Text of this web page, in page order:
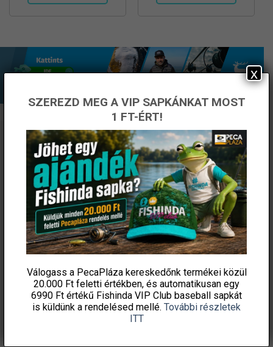
ÉRTESÜLJ ELSŐKÉNT! IRATKOZZ FEL A
HÍRLEVELÜNKRE!
SZEREZD MEG A VIP SAPKÁNKAT MOST
1 FT-ÉRT!
Válogass a PecaPláza kereskedőnk termékei közül
20.000 Ft feletti értékben, és automatikusan egy
6990 Ft értékű Fishinda VIP Club baseball sapkát
is küldünk a rendelésed mellé. További részletek
ITT
x